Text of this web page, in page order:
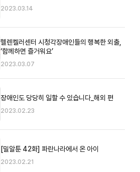
2023.03.14
헬렌켈러센터 시청각장애인들의 행복한 외출,
‘함께하면 즐거워요’
2023.03.07
장애인도 당당히 일할 수 있습니다_해외 편
2023.02.23
[밀알툰 42화] 파란나라에서 온 아이
2023.02.21